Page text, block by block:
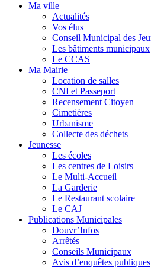
Ma ville
Actualités
Vos élus
Conseil Municipal des
Les bâtiments municipaux
Le CCAS
Ma Mairie
Location de salles
CNI et Passeport
Recensement Citoyen
Cimetières
Urbanisme
Collecte des déchets
Jeunesse
Les écoles
Les centres de Loisirs
Le Multi-Accueil
La Garderie
Le Restaurant scolaire
Le CAJ
Publications Municipales
Douvr’Infos
Arrêtés
Conseils Municipaux
Avis d’enquêtes publiques